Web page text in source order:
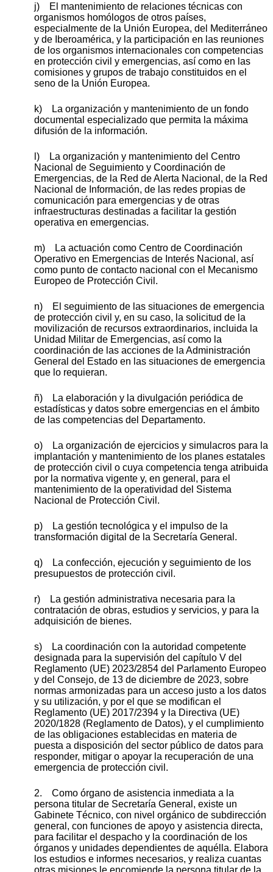
j) El mantenimiento de relaciones técnicas con
organismos homólogos de otros países,
especialmente de la Unión Europea, del Mediterráneo
y de Iberoamérica, y la participación en las reuniones
de los organismos internacionales con competencias
en protección civil y emergencias, así como en las
comisiones y grupos de trabajo constituidos en el
seno de la Unión Europea.
k) La organización y mantenimiento de un fondo
documental especializado que permita la máxima
difusión de la información.
l) La organización y mantenimiento del Centro
Nacional de Seguimiento y Coordinación de
Emergencias, de la Red de Alerta Nacional, de la Red
Nacional de Información, de las redes propias de
comunicación para emergencias y de otras
infraestructuras destinadas a facilitar la gestión
operativa en emergencias.
m) La actuación como Centro de Coordinación
Operativo en Emergencias de Interés Nacional, así
como punto de contacto nacional con el Mecanismo
Europeo de Protección Civil.
n) El seguimiento de las situaciones de emergencia
de protección civil y, en su caso, la solicitud de la
movilización de recursos extraordinarios, incluida la
Unidad Militar de Emergencias, así como la
coordinación de las acciones de la Administración
General del Estado en las situaciones de emergencia
que lo requieran.
ñ) La elaboración y la divulgación periódica de
estadísticas y datos sobre emergencias en el ámbito
de las competencias del Departamento.
o) La organización de ejercicios y simulacros para la
implantación y mantenimiento de los planes estatales
de protección civil o cuya competencia tenga atribuida
por la normativa vigente y, en general, para el
mantenimiento de la operatividad del Sistema
Nacional de Protección Civil.
p) La gestión tecnológica y el impulso de la
transformación digital de la Secretaría General.
q) La confección, ejecución y seguimiento de los
presupuestos de protección civil.
r) La gestión administrativa necesaria para la
contratación de obras, estudios y servicios, y para la
adquisición de bienes.
s) La coordinación con la autoridad competente
designada para la supervisión del capítulo V del
Reglamento (UE) 2023/2854 del Parlamento Europeo
y del Consejo, de 13 de diciembre de 2023, sobre
normas armonizadas para un acceso justo a los datos
y su utilización, y por el que se modifican el
Reglamento (UE) 2017/2394 y la Directiva (UE)
2020/1828 (Reglamento de Datos), y el cumplimiento
de las obligaciones establecidas en materia de
puesta a disposición del sector público de datos para
responder, mitigar o apoyar la recuperación de una
emergencia de protección civil.
2. Como órgano de asistencia inmediata a la
persona titular de Secretaría General, existe un
Gabinete Técnico, con nivel orgánico de subdirección
general, con funciones de apoyo y asistencia directa,
para facilitar el despacho y la coordinación de los
órganos y unidades dependientes de aquélla. Elabora
los estudios e informes necesarios, y realiza cuantas
otras misiones le encomiende la persona titular de la